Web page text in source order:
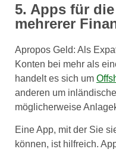
5. Apps für
mehrerer
Apropos Geld: Als
Konten bei mehr als
handelt es sich um
anderen um
möglicherweise
Eine App, mit der Sie
können, ist hilfreich.